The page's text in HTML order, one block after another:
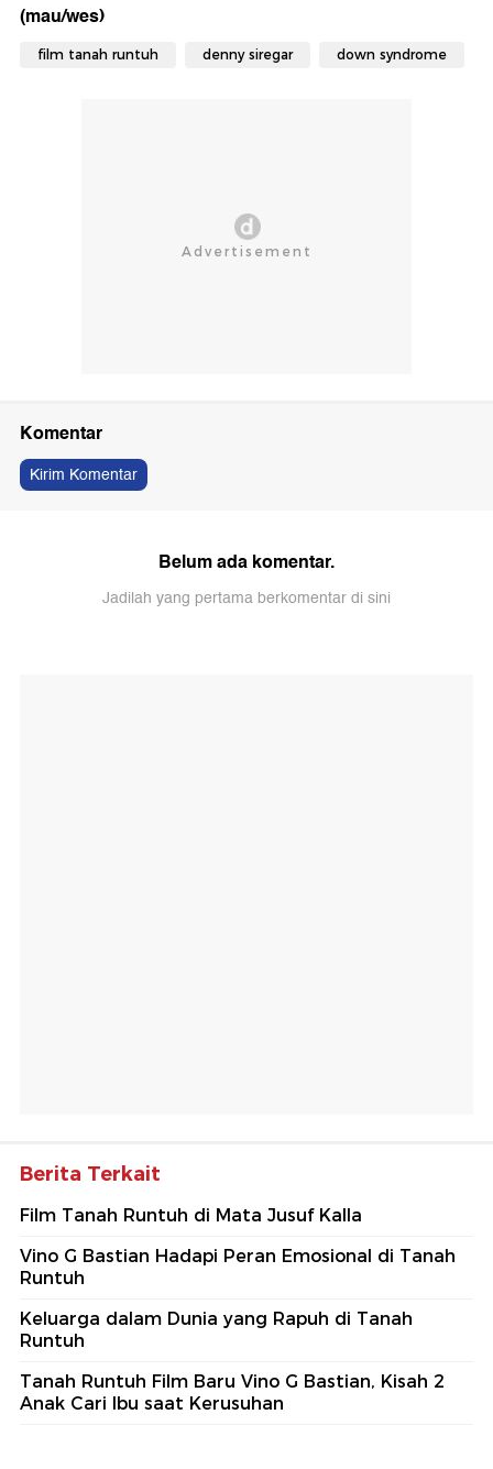
(mau/wes)
film tanah runtuh denny siregar down syndrome
Komentar
Kirim Komentar
Belum ada komentar.
Jadilah yang pertama berkomentar di sini
Berita Terkait
Film Tanah Runtuh di Mata Jusuf Kalla
Vino G Bastian Hadapi Peran Emosional di Tanah
Runtuh
Keluarga dalam Dunia yang Rapuh di Tanah
Runtuh
Tanah Runtuh Film Baru Vino G Bastian, Kisah 2
Anak Cari Ibu saat Kerusuhan